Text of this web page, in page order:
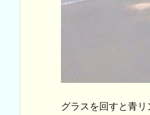
グラスを回すと青